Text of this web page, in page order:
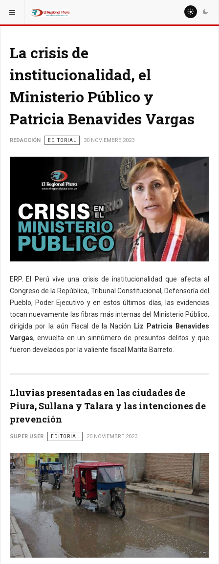
ESTÁ AQUÍ: EDITORIAL
La crisis de
institucionalidad, el
Ministerio Público y
Patricia Benavides Vargas
REDACCIÓN EDITORIAL 30 NOVIEMBRE 2023
ERP. El Perú vive una crisis de institucionalidad que afecta al
Congreso de la República, Tribunal Constitucional, Defensoría del
Pueblo, Poder Ejecutivo y en estos últimos días, las evidencias
tocan nuevamente las fibras más internas del Ministerio Público,
dirigida por la aún Fiscal de la Nación
Liz Patricia Benavides
Vargas, envuelta en un sinnúmero de presuntos delitos y que
fueron develados por la valiente fiscal Marita Barreto.
Lluvias presentadas en las ciudades de
Piura, Sullana y Talara y las intenciones de
prevención
SUPER USER EDITORIAL 20 NOVIEMBRE 2023